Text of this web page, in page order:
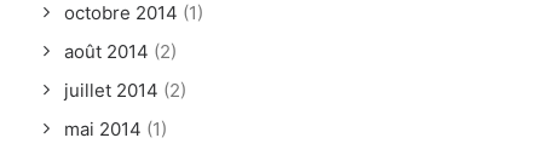
octobre 2014 (1)
août 2014 (2)
juillet 2014 (2)
mai 2014 (1)